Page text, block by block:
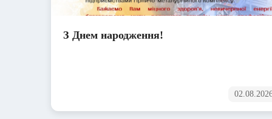
З Днем народження!